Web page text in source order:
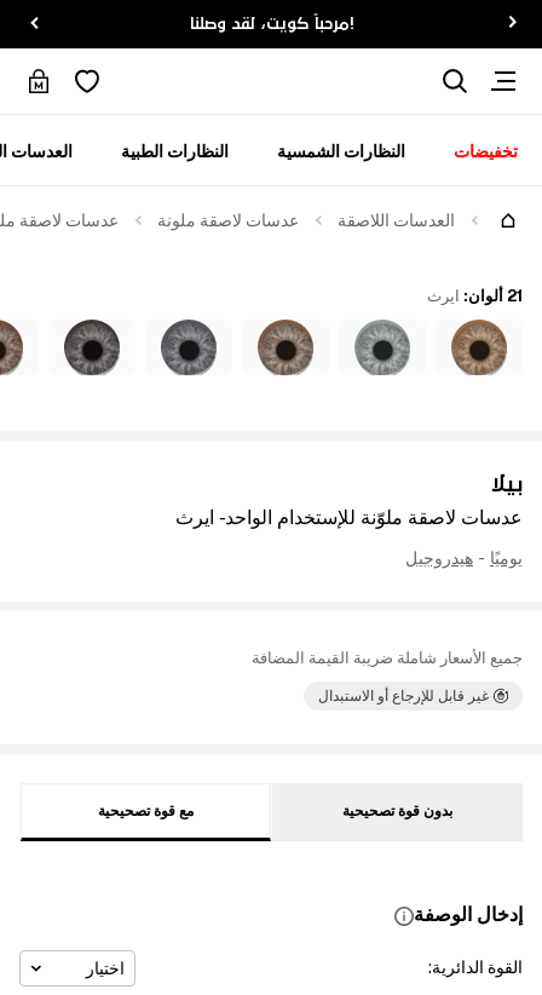
!مرحباً كويت، لقد وصلنا
تخفيضات النظارات الشمسية النظارات الطبية العدسات
العدسات اللاصقة عدسات لاصقة ملونة عدسات لاصقة
بيلا
عدسات لاصقة ملوّنة للإستخدام الواحد - ايرث
يوميًا - هيدروجيل
جميع الأسعار شاملة ضريبة القيمة المضافة
غير قابل للإرجاع أو الاستبدال
21 ألوان : ايرث
بدون قوة تصحيحية مع قوة تصحيحية
إدخال الوصفة
القوة الدائرية: اختيار